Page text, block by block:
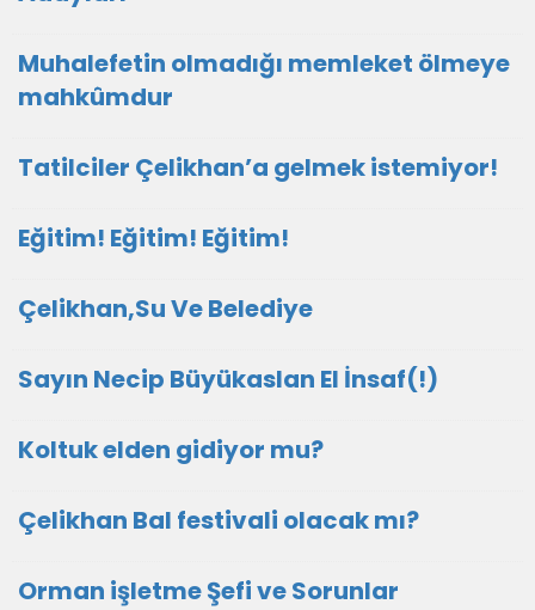
Muhalefetin olmadığı memleket ölmeye
mahkûmdur
Tatilciler Çelikhan’a gelmek istemiyor!
Eğitim! Eğitim! Eğitim!
Çelikhan,Su Ve Belediye
Sayın Necip Büyükaslan El İnsaf(!)
Koltuk elden gidiyor mu?
Çelikhan Bal festivali olacak mı?
Orman işletme Şefi ve Sorunlar